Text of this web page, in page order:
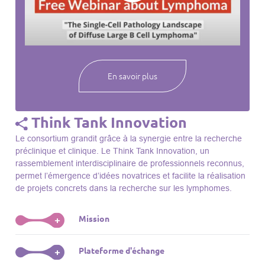
webinaires à venir, des séances précédentes et joignez-vous
notre compréhension des lymphomes et des maladies
En savoir plus
Think Tank Innovation
Le consortium grandit grâce à la synergie entre la recherche
préclinique et clinique. Le Think Tank Innovation, un
rassemblement interdisciplinaire de professionnels reconnus,
permet l’émergence d’idées novatrices et facilite la réalisation
de projets concrets dans la recherche sur les lymphomes.
+ Mission
Le Think Tank initie des projets, façonne des initiatives de
R&D, identifie des porteurs et promeut l’unité parmi les
+ Plateforme d'échange